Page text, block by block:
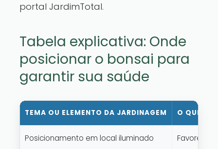
portal JardimTotal.
Tabela explicativa: Onde
posicionar o bonsai para
garantir sua saúde
TEMA OU ELEMENTO DA JARDINAGEM O QUE
Posicionamento em local iluminado Favorece